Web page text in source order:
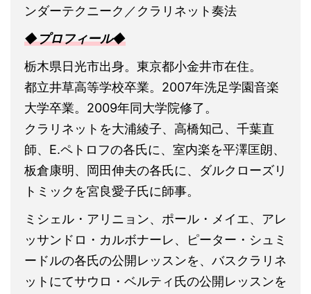
ンダーテクニーク／クラリネット奏法
◆プロフィール◆
栃木県日光市出身。東京都小金井市在住。
都立井草高等学校卒業。2007年洗足学園音楽
大学卒業。2009年同大学院修了。
クラリネットを大浦綾子、高橋知己、千葉直
師、E.ペトロフの各氏に、室内楽を平澤匡朗、
板倉康明、岡田伸夫の各氏に、ダルクローズリ
トミックを宮良愛子氏に師事。
ミシェル・アリニョン、ポール・メイエ、アレ
ッサンドロ・カルボナーレ、ピーター・シュミ
ードルの各氏の公開レッスンを、バスクラリネ
ットにてサウロ・ベルティ氏の公開レッスンを